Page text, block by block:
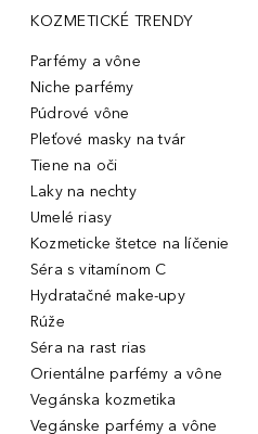
KOZMETICKÉ TRENDY
Parfémy a vône
Niche parfémy
Púdrové vône
Pleťové masky na tvár
Tiene na oči
Laky na nechty
Umelé riasy
Kozmeticke štetce na líčenie
Séra s vitamínom C
Hydratačné make-upy
Rúže
Séra na rast rias
Orientálne parfémy a vône
Vegánska kozmetika
Vegánske parfémy a vône